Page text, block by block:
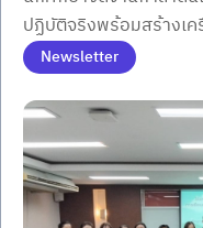
ปฏิบัติจริงพร้อมสร้างเ
Newsletter